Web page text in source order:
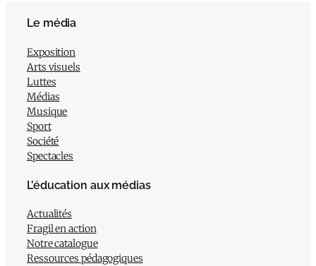
Le média
Exposition
Arts visuels
Luttes
Médias
Musique
Sport
Société
Spectacles
L’éducation aux médias
Actualités
Fragil en action
Notre catalogue
Ressources pédagogiques